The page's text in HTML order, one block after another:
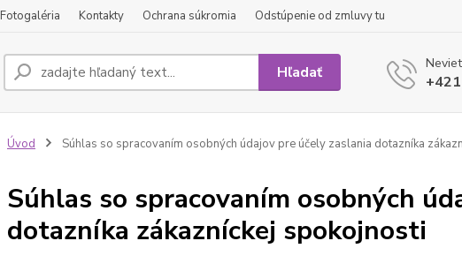
Fotogaléria Kontakty Ochrana súkromia Odstúpenie od zmluvy tu
Hľadať
Úvod Súhlas so spracovaním osobných údajov pre účely zaslania dotazníka
Súhlas so spracovaním osobných
dotazníka zákazníckej spokojnosti